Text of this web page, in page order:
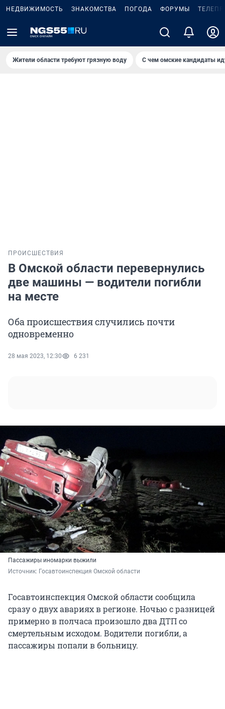
НЕДВИЖИМОСТЬ ЗНАКОМСТВА ПОГОДА ФОРУМЫ
Жители области требуют грязную воду С чем омские кандидаты
ПРОИСШЕСТВИЯ
В Омской области перевернулись
две машины — водители погибли
на месте
Оба происшествия случились почти
одновременно
28 мая 2023, 12:30 6 231
Пассажиры иномарки выжили
Источник: Госавтоинспекция Омской области
Госавтоинспекция Омской области сообщила
сразу о двух авариях в регионе. Ночью с разницей
примерно в полчаса произошло два ДТП со
смертельным исходом. Водители погибли, а
пассажиры попали в больницу.